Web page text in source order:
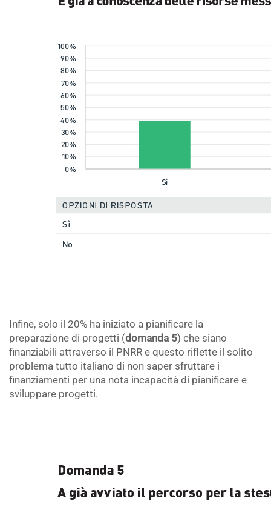
Infine, solo il 20% ha iniziato a pianificare la
preparazione di progetti (domanda 5) che siano
finanziabili attraverso il PNRR e questo riflette il solito
problema tutto italiano di non saper sfruttare i
finanziamenti per una nota incapacità di pianificare e
sviluppare progetti.